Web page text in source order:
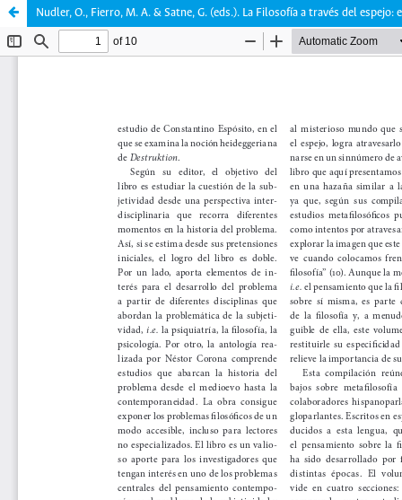
Nudler, O., Fierro, M. A. & Satne, G. (eds.). La Filosofía a través del